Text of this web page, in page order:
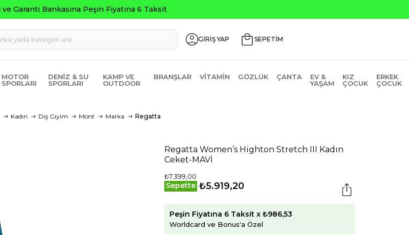
GİRİŞ YAP SEPETİM
MOTOR
SPORLARI
DENIZ & SU
SPORLARI
KAMP VE
OUTDOOR
BRANŞLAR VITAMIN GÖZLÜK ÇANTA
EV &
YAŞAM
KIZ
ÇOCUK
ERKEK
ÇOCUK
Kadın Dış Giyim Mont Marka Regatta
Regatta Women’s Highton Stretch III Kadın
Ceket-MAVİ
₺7.399,00
Sepette ₺5.919,20
Peşin Fiyatına 6 Taksit x ₺986,53
Worldcard ve Bonus'a Özel